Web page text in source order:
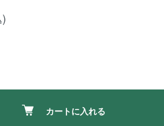
カートに入れる